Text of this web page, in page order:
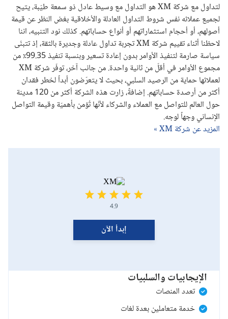
لتداول مع شركة XM هو التداول مع وسيط عادل ذو سمعة طيّبة، يتيح
لجميع عملائه نفس شروط التداول العادلة والأخلاقية بغض النظر عن قيمة
أصولهم، أو أحجام استثماراتهم أو أنواع حساباتهم. كذلك نود التنبيه، اننا
لاحظنا أثناء تقييم شركة XM تجربة تداول عادلة وجديرة بالثقة، إذ تتبنّى
سياسة صارمة لتنفيذ الأوامر بدون إعادة تسعير وبنسبة تنفيذ 99.35٪ من
مجموع الأوامر في أقلّ من ثانية واحدة. من جانب آخر، توفّر شركة XM
لعملائها حماية من الرصيد السلبي، بحيث لا يتعرّضون أبداً لخطر فقدان
أكثر من أرصدة حساباتهم. إضافةً، زارت هذه الشركة أكثر من 120 مدينة
حول العالم للتواصل مع العملاء والشركاء لأنّها تُؤمن بأهميّة وقيمة التواصل
الإنساني وجهاً لوجه.
المزيد عن شركة XM »
4.9
إبدأ الآن
الإيجابيات والسلبيات
تعدد المنصات
خدمة متعاملين بعدة لغات